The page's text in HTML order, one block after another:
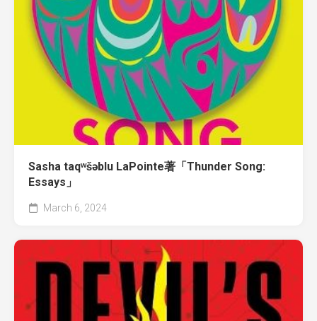
Sasha taqʷšəblu LaPointe著「Thunder Song:
Essays」
March 6, 2024